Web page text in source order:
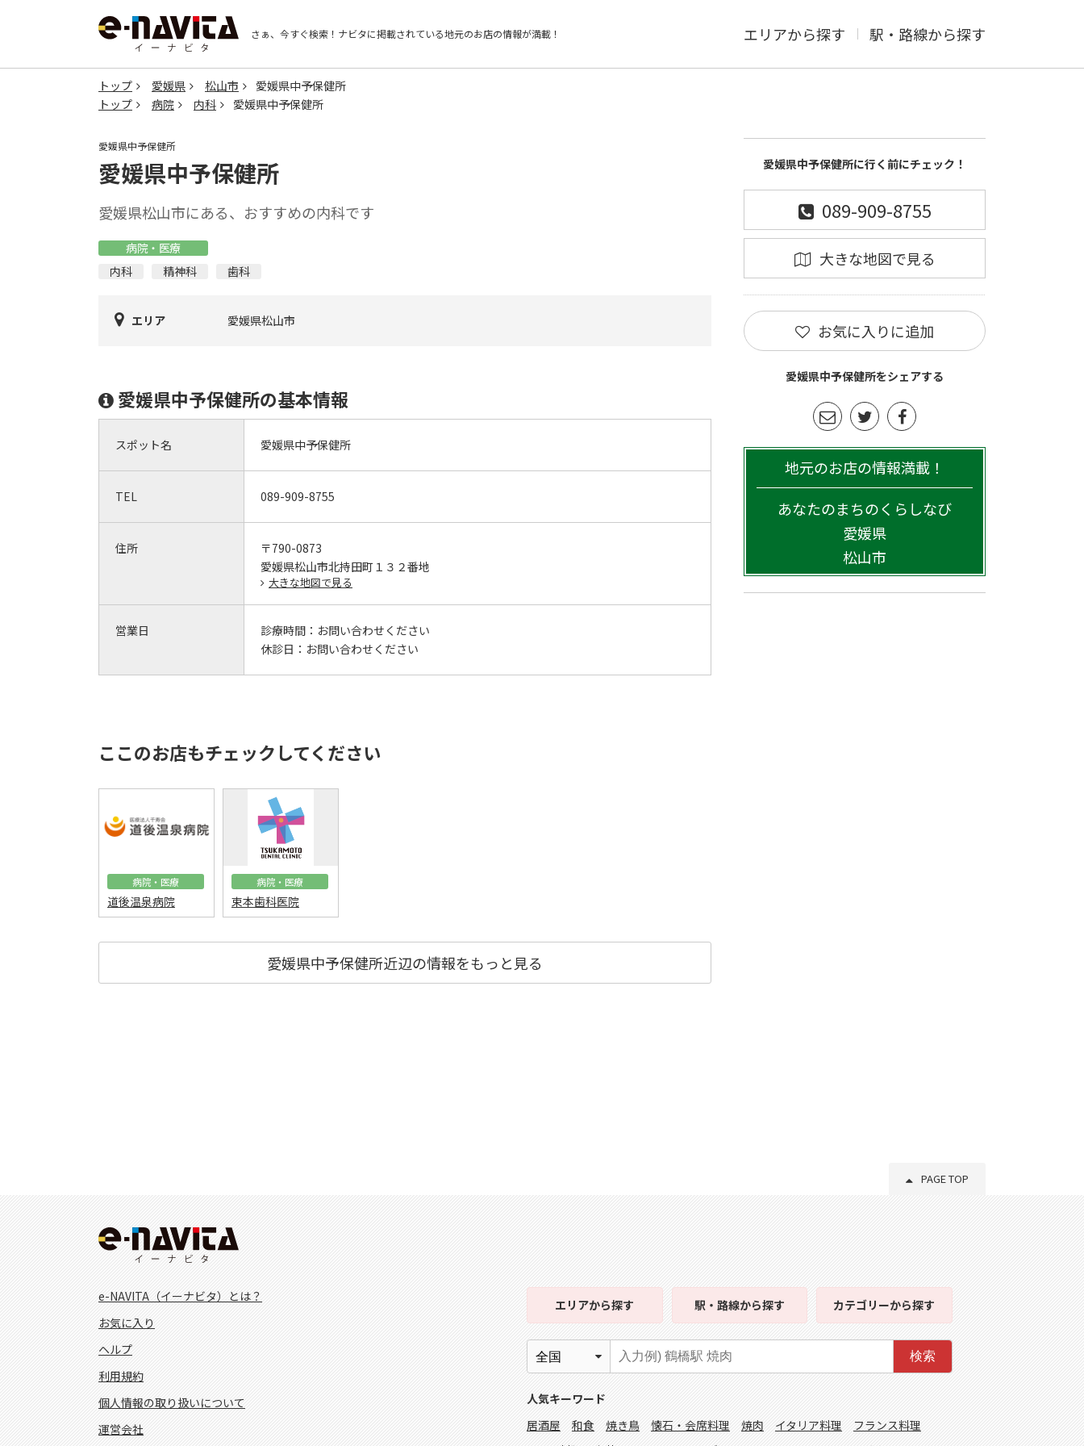
さぁ、今すぐ検索！ ナビタに掲載されている地元のお店の情報が満載！ エリアから探す 駅・路線から探す
トップ 愛媛県 松山市
愛媛県中予保健所
トップ
病院 内科 愛媛県中予保健所
愛媛県中予保健所
愛媛県中予保健所
愛媛県松山市にある、おすすめの内科です
病院・医療
内科
精神科 歯科
エリア 愛媛県松山市
愛媛県中予保健所の基本情報
スポット名 愛媛県中予保健所
TEL 089-909-8755
住所
〒790-0873
愛媛県松山市北持田町１３２番地
大きな地図で見る
営業日 診療時間： お問い合わせください
休診日： お問い合わせください
ここのお店もチェックしてください
病院・医療
道後温泉病院
病院・医療
束本歯科医院
愛媛県中予保健所近辺の情報をもっと見る
愛媛県中予保健所に行く前にチェック！
089-909-8755
大きな地図で見る
お気に入りに追加
愛媛県中予保健所をシェアする
地元のお店の情報満載！
あなたのまちのくらしなび
愛媛県
松山市
PAGE TOP
e-NAVITA（イーナビタ）とは？
お気に入り
ヘルプ
利用規約
個人情報の取り扱いについて
運営会社
エリアから探す 駅・路線から探す カテゴリーから探す
検索
人気キーワード
居酒屋
和食 焼き鳥 懐石・会席料理 焼肉 イタリア料理
フランス料理